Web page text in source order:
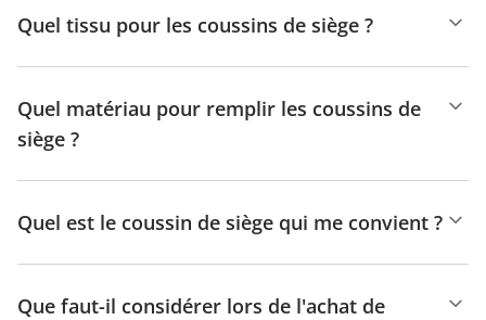
Quel tissu pour les coussins de siège ?
Quel matériau pour remplir les coussins de
siège ?
Quel est le coussin de siège qui me convient ?
Que faut-il considérer lors de l'achat de